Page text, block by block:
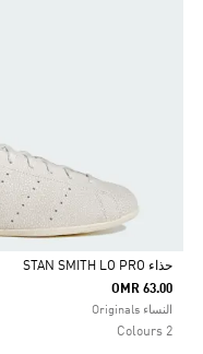
Selected
حذاء STAN SMITH LO PRO
OMR 63.00
النساء Originals
2 Colours